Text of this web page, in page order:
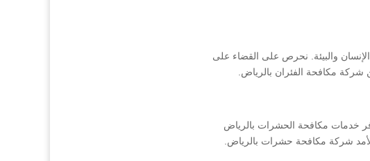
والبيئة. نحرص على القضاء على
مكافحة الفئران بالرياض.
خدمات مكافحة الحشرات بالرياض
شركة مكافحة حشرات بالرياض.